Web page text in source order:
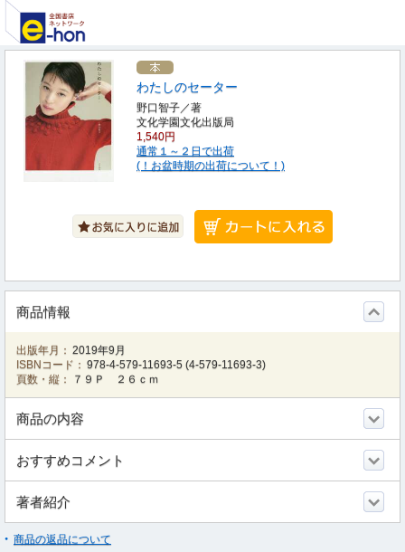
わたしのセーター
野口智子／著
文化学園文化出版局
1,540円
通常１～２日で出荷
(！お盆時期の出荷について！)
商品情報
出版年月： 2019年9月
ISBNコード： 978-4-579-11693-5 (4-579-11693-3)
頁数・縦：
７９Ｐ ２６ｃｍ
商品の内容
おすすめコメント
著者紹介
商品の返品について